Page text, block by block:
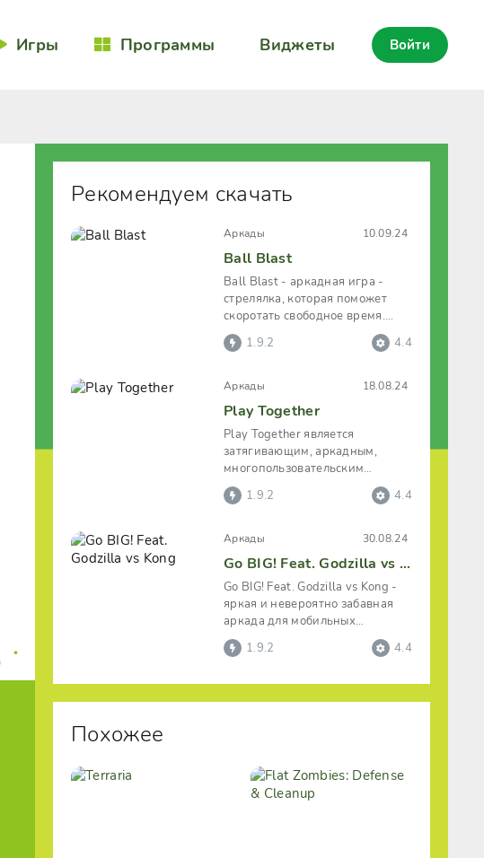
Игры Программы Виджеты Войти
Рекомендуем скачать
Аркады 10.09.24
Ball Blast
Ball Blast - аркадная игра -
стрелялка, которая поможет
скоротать свободное время.
Смысл игры состоит в том, что
1.9.2 4.4
Аркады 18.08.24
Play Together
Play Together является
затягивающим, аркадным,
многопользовательским
симулятором с наличием
разноплановых занятий. Этот
1.9.2 4.4
Аркады 30.08.24
Go BIG! Feat. Godzilla vs Kong
Go BIG! Feat. Godzilla vs Kong -
яркая и невероятно забавная
аркада для мобильных
устройств, объединившая в себе
1.9.2 4.4
Похожее